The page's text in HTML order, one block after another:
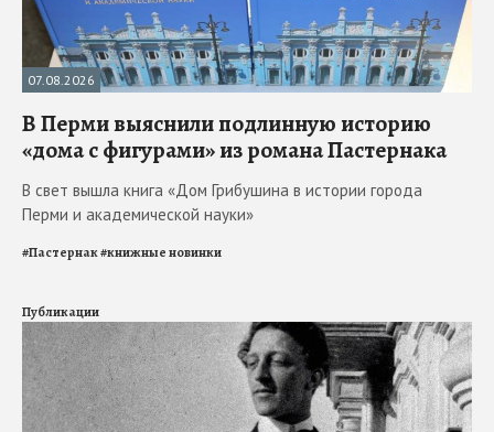
07.08.2026
В Перми выяснили подлинную историю
«дома с фигурами» из романа Пастернака
В свет вышла книга «Дом Грибушина в истории города
Перми и академической науки»
#Пастернак#книжные новинки
Публикации